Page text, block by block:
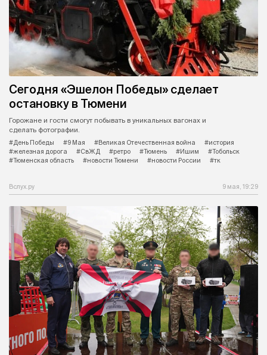
Сегодня «Эшелон Победы» сделает
остановку в Тюмени
Горожане и гости смогут побывать в уникальных вагонах и
сделать фотографии.
#День Победы
#9 Мая #Великая Отечественная война
#история
#железная дорога
#СвЖД #ретро #Тюмень #Ишим
#Тобольск
#Тюменская область
#новости Тюмени #новости России #тк
Вслух.ру 9 мая, 19:29